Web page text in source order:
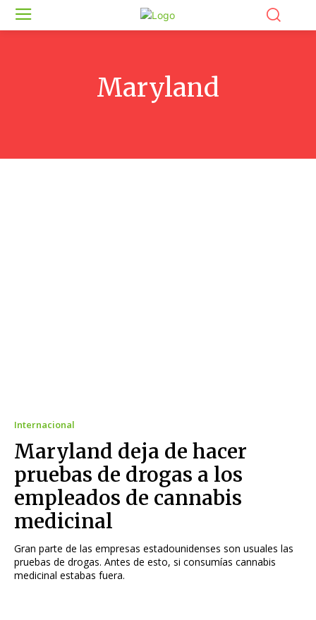
Maryland
Internacional
Maryland deja de hacer
pruebas de drogas a los
empleados de cannabis
medicinal
Gran parte de las empresas estadounidenses son usuales las
pruebas de drogas. Antes de esto, si consumías cannabis
medicinal estabas fuera.